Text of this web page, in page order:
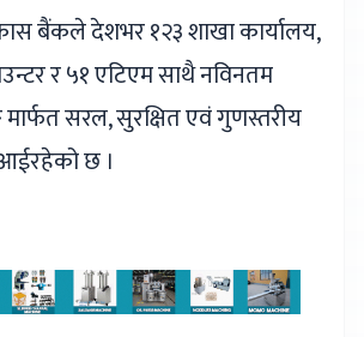
बैंकले देशभर १२३ शाखा कार्यालय,
र ५१ एटिएम साथै नविनतम
सरल, सुरक्षित एवं गुणस्तरीय
आईरहेको छ ।